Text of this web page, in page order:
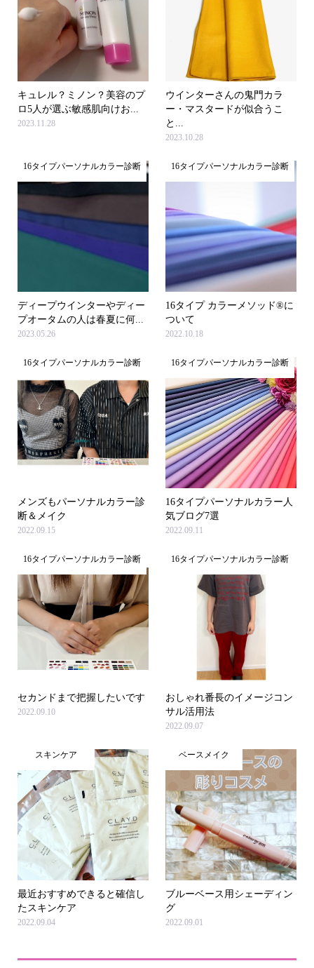
キュレル？ミノン？美容のプ
ロ5人が選ぶ敏感肌向けお...
2023.11.28
ウインターさんの鬼門カラ
ー・マスタードが似合うこ
と...
2023.10.28
16タイプパーソナルカラー診断
ディープウインターやディー
プオータムの人は春夏に何...
2023.05.26
16タイプパーソナルカラー診断
16タイプ カラーメソッド®に
ついて
2022.10.18
16タイプパーソナルカラー診断
メンズもパーソナルカラー診
断＆メイク
2022.09.15
16タイプパーソナルカラー診断
16タイプパーソナルカラー人
気ブログ7選
2022.09.11
16タイプパーソナルカラー診断
セカンドまで把握したいです
2022.09.10
16タイプパーソナルカラー診断
おしゃれ番長のイメージコン
サル活用法
2022.09.07
スキンケア
最近おすすめできると確信し
たスキンケア
2022.09.04
ベースメイク
ブルーベース用シェーディン
グ
2022.09.01